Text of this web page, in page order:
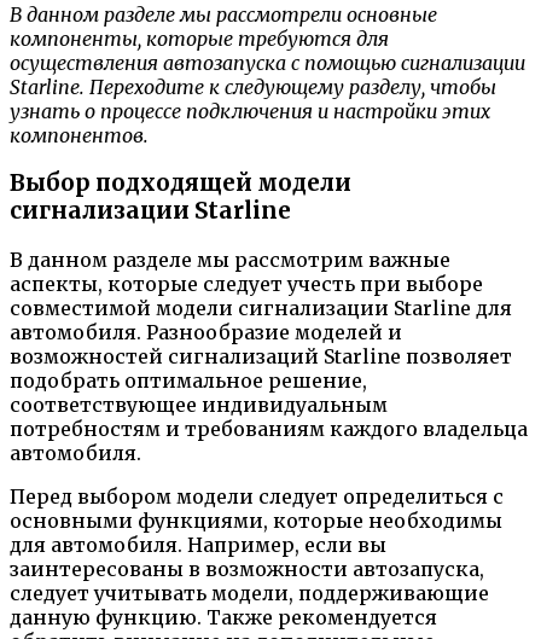
В данном разделе мы рассмотрели основные
компоненты, которые требуются для
осуществления автозапуска с помощью сигнализации
Starline. Переходите к следующему разделу, чтобы
узнать о процессе подключения и настройки этих
компонентов.
Выбор подходящей модели
сигнализации Starline
В данном разделе мы рассмотрим важные
аспекты, которые следует учесть при выборе
совместимой модели сигнализации Starline для
автомобиля. Разнообразие моделей и
возможностей сигнализаций Starline позволяет
подобрать оптимальное решение,
соответствующее индивидуальным
потребностям и требованиям каждого владельца
автомобиля.
Перед выбором модели следует определиться с
основными функциями, которые необходимы
для автомобиля. Например, если вы
заинтересованы в возможности автозапуска,
следует учитывать модели, поддерживающие
данную функцию. Также рекомендуется